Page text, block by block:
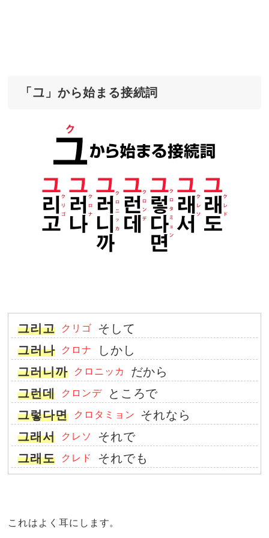
「그」から始まる接続詞
그리고 クリゴ
そして
그러나
クロナ
しかし
그러니까
クロニッカ
だから
그런데
クロンデ
ところで
그렇다면
クロタミョン
それなら
그래서
クレソ
それで
그래도
クレド それでも
これはよく耳にします。